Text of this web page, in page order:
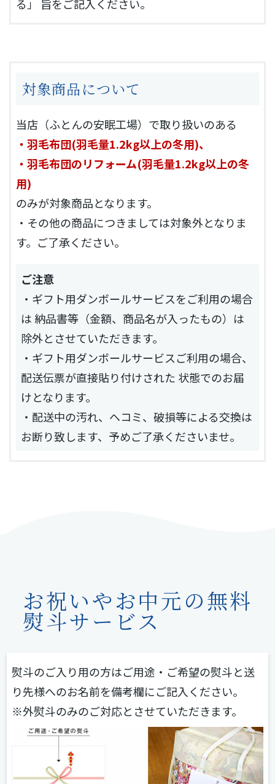
る」 旨をご記入ください。
対象商品について
当店（ふとんの安眠工場）で取り扱いのある
・羽毛布団(羽毛量1.2kg以上の冬用)、
・羽毛布団のリフォーム(羽毛量1.2kg以上の冬
用)
のみが対象商品となります。
・その他の商品につきましては対象外となりま
す。ご了承ください。
ご注意
・ギフト用ダンボールサービスをご利用の場合
は 納品書等（金額、商品名が入ったもの）は
除外とさせていただきます。
・ギフト用ダンボールサービスご利用の場合、
配送伝票が直接貼り付けされた 状態でのお届
けとなります。
・配送中の汚れ、ヘコミ、破損等による交換は
お断り致します、予めご了承くださいませ。
お祝いやお中元の無料
熨斗サービス
熨斗のご入り用の方はご用途・ご希望の熨斗と送
り先様へのお名前を備考欄にご記入ください。
※外熨斗のみのご対応とさせていただきます。